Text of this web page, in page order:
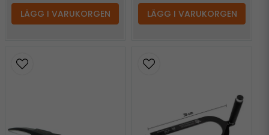
LÄGG I VARUKORGEN LÄGG I VARUKORGEN